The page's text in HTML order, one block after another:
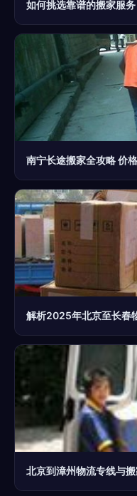
如何挑选靠谱的搬家服
南宁长途搬家全攻略 价
北京到漳州物流专线与